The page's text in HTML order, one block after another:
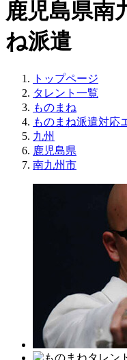
鹿児島県南
ね派遣
トップページ
タレント一覧
ものまね
ものまね派遣対応
九州
鹿児島県
南九州市